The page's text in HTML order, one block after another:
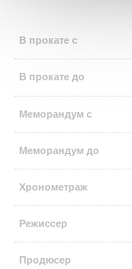
В прокате с
В прокате до
Меморандум с
Меморандум до
Хронометраж
Режиссер
Продюсер